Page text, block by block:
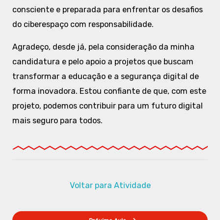
consciente e preparada para enfrentar os desafios
do ciberespaço com responsabilidade.
Agradeço, desde já, pela consideração da minha
candidatura e pelo apoio a projetos que buscam
transformar a educação e a segurança digital de
forma inovadora. Estou confiante de que, com este
projeto, podemos contribuir para um futuro digital
mais seguro para todos.
Voltar para Atividade